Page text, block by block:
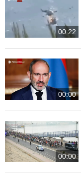
00:22
00:00
00:00